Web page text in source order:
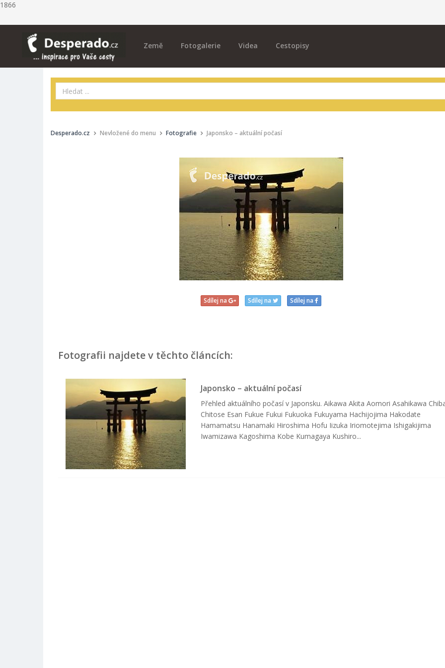
1866
Země Fotogalerie Videa Cestopisy
Desperado.cz Nevložené do menu Fotografie Japonsko – aktuální počasí
Sdílej na Sdílej na Sdílej na
Fotografii najdete v těchto článcích:
Japonsko – aktuální počasí
Přehled aktuálního počasí v Japonsku. Aikawa Akita Aomori Asahikawa
Chitose Esan Fukue Fukui Fukuoka Fukuyama Hachijojima Hakodate
Hamamatsu Hanamaki Hiroshima Hofu Iizuka Iriomotejima Ishigakijima
Iwamizawa Kagoshima Kobe Kumagaya Kushiro...